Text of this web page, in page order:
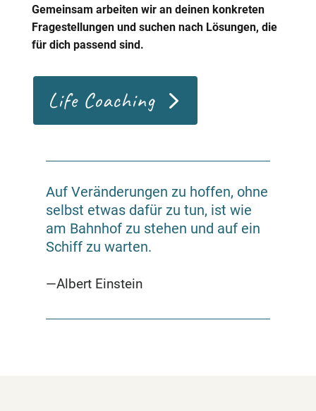
Gemeinsam arbeiten wir an deinen konkreten
Fragestellungen und suchen nach Lösungen, die
für dich passend sind.
Life Coaching
Auf Veränderungen zu hoffen, ohne
selbst etwas dafür zu tun, ist wie
am Bahnhof zu stehen und auf ein
Schiff zu warten.
—Albert Einstein